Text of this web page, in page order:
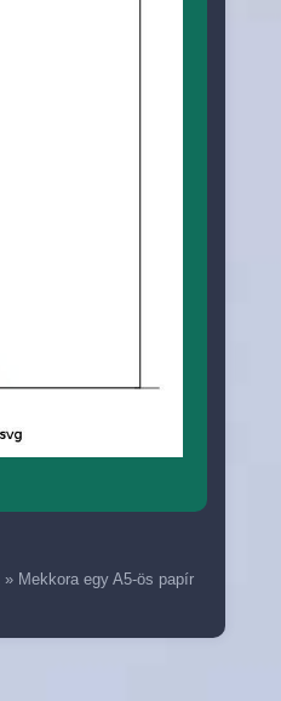
» Mekkora egy A5-ös papír